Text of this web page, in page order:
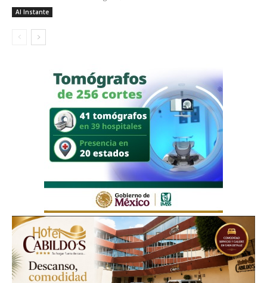
Al Instante